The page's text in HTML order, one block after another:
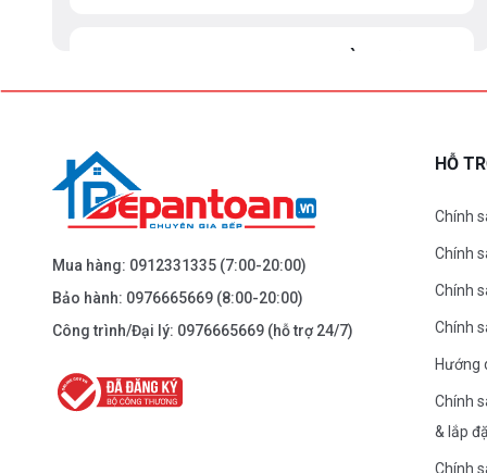
BEPANTOAN.VN - ĐẠI LA - HAI BÀ TRƯNG -
Dẫn đường
BEPANTOAN.VN - NGUYỄN TRÃI - THANH
Dẫn đường
Mua hàng: 0912331335 (7:00-20:00)
Bảo hành: 0976665669 (8:00-20:00)
Công trình/Đại lý: 0976665669 (hỗ trợ 24/7)
HỖ
Chính
Chính
Chính
Chính
Hướng
Chính
& lắp
Chính